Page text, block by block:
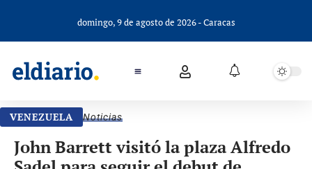
domingo, 9 de agosto de 2026 - Caracas
VENEZUELA Noticias
John Barrett visitó la plaza Alfredo